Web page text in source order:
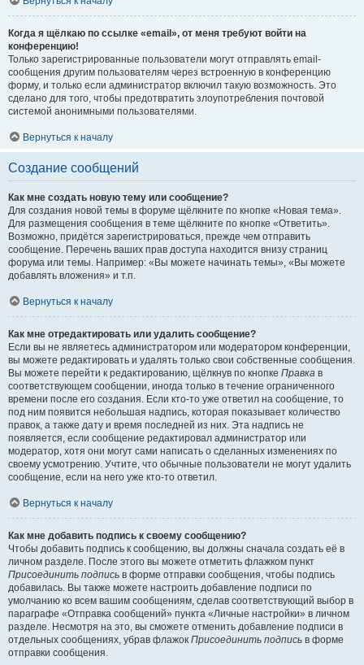
Когда я щёлкаю по ссылке «email», от меня требуют войти на
конференцию!
Только зарегистрированные пользователи могут отправлять email-
сообщения другим пользователям через встроенную в конференцию
форму, и только если администратор включил такую возможность. Это
сделано для того, чтобы предотвратить злоупотребления почтовой
системой анонимными пользователями.
Вернуться к началу
Создание сообщений
Как мне создать новую тему или сообщение?
Для создания новой темы в форуме щёлкните по кнопке «Новая тема».
Для размещения сообщения в теме щёлкните по кнопке «Ответить».
Возможно, придётся зарегистрироваться, прежде чем отправить
сообщение. Перечень ваших прав доступа находится внизу страниц
форума или темы. Например: «Вы можете начинать темы», «Вы можете
добавлять вложения» и т.п.
Вернуться к началу
Как мне отредактировать или удалить сообщение?
Если вы не являетесь администратором или модератором конференции,
вы можете редактировать и удалять только свои собственные сообщения.
Вы можете перейти к редактированию, щёлкнув по кнопке Правка в
соответствующем сообщении, иногда только в течение ограниченного
времени после его создания. Если кто-то уже ответил на сообщение, то
под ним появится небольшая надпись, которая показывает количество
правок, а также дату и время последней из них. Эта надпись не
появляется, если сообщение редактировал администратор или
модератор, хотя они могут сами написать о сделанных изменениях по
своему усмотрению. Учтите, что обычные пользователи не могут удалить
сообщение, если на него уже кто-то ответил.
Вернуться к началу
Как мне добавить подпись к своему сообщению?
Чтобы добавить подпись к сообщению, вы должны сначала создать её в
личном разделе. После этого вы можете отметить флажком пункт
Присоединить подпись в форме отправки сообщения, чтобы подпись
добавилась. Вы также можете настроить добавление подписи по
умолчанию ко всем вашим сообщениям, сделав соответствующий выбор в
параграфе «Отправка сообщений» пункта «Личные настройки» в личном
разделе. Несмотря на это, вы сможете отменить добавление подписи в
отдельных сообщениях, убрав флажок Присоединить подпись в форме
отправки сообщения.